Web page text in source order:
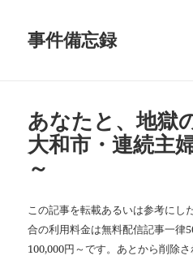
事件備忘録
あなたと、地獄
大和市・連続主
～
この記事を転載あるいは参考にし
合の利用料金は無料配信記事一律
100,000円～です。あとから削除